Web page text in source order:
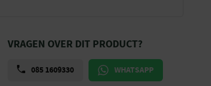
VRAGEN OVER DIT PRODUCT?
085 1609330 WHATSAPP